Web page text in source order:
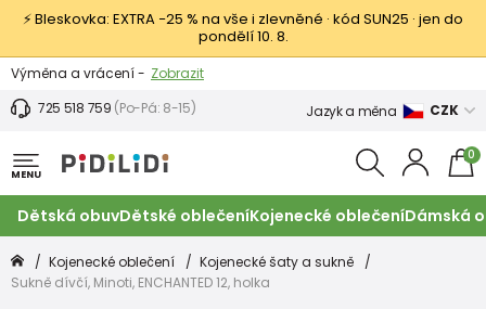
⚡ Bleskovka: EXTRA −25 % na vše i zlevněné · kód SUN25 · jen do
pondělí 10. 8.
Výměna a vrácení - Zobrazit
Sleva 100 Kč na první nákup -
725 518 759 (Po-Pá: 8-15) Jazyk a měna CZK
MENU
0
Dětská obuvDětské oblečeníKojenecké oblečeníDámská
Kojenecké oblečení
Kojenecké šaty a sukně
Sukně dívčí, Minoti, ENCHANTED 12, holka